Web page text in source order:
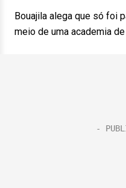
Bouajila alega que só foi
meio de uma academia